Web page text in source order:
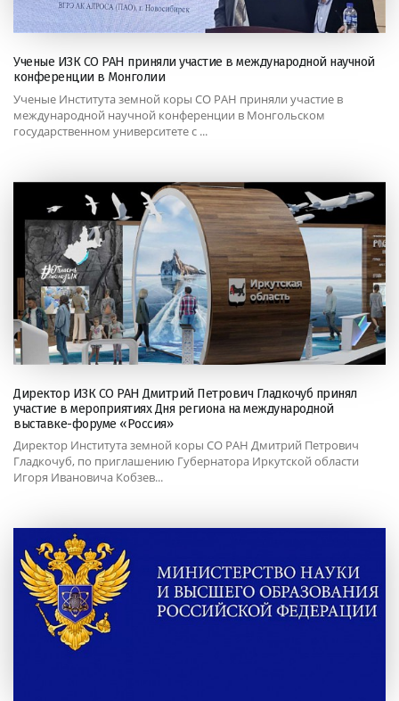
Ученые ИЗК СО РАН приняли участие в международной научной
конференции в Монголии
Ученые Института земной коры СО РАН приняли участие в
международной научной конференции в Монгольском
государственном университете с ...
Директор ИЗК СО РАН Дмитрий Петрович Гладкочуб принял
участие в мероприятиях Дня региона на международной
выставке-форуме «Россия»
Директор Института земной коры СО РАН Дмитрий Петрович
Гладкочуб, по приглашению Губернатора Иркутской области
Игоря Ивановича Кобзев...